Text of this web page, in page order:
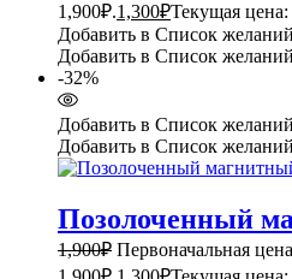
1,900₽.1,300₽Текущая
Добавить в Список желаний
Добавить в Список желаний
-32%
Добавить в Список желаний
Добавить в Список желаний
Позолоченный
1,900₽ Первоначальная